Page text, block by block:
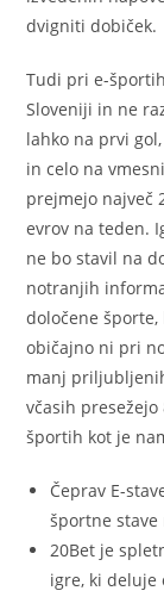
dvigniti dobiček.
Tudi pri e-
Sloveniji in ne
lahko na prvi
in celo na
prejmejo največ
evrov na teden.
ne bo stavil na
notranjih
določene
običajno ni pri
manj
včasih
športih kot je
Čeprav E-
športne
20Bet je
igre, ki deluje